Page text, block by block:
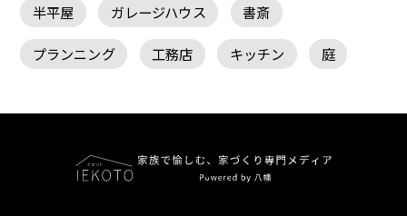
半平屋 ガレージハウス 書斎
プランニング 工務店 キッチン 庭